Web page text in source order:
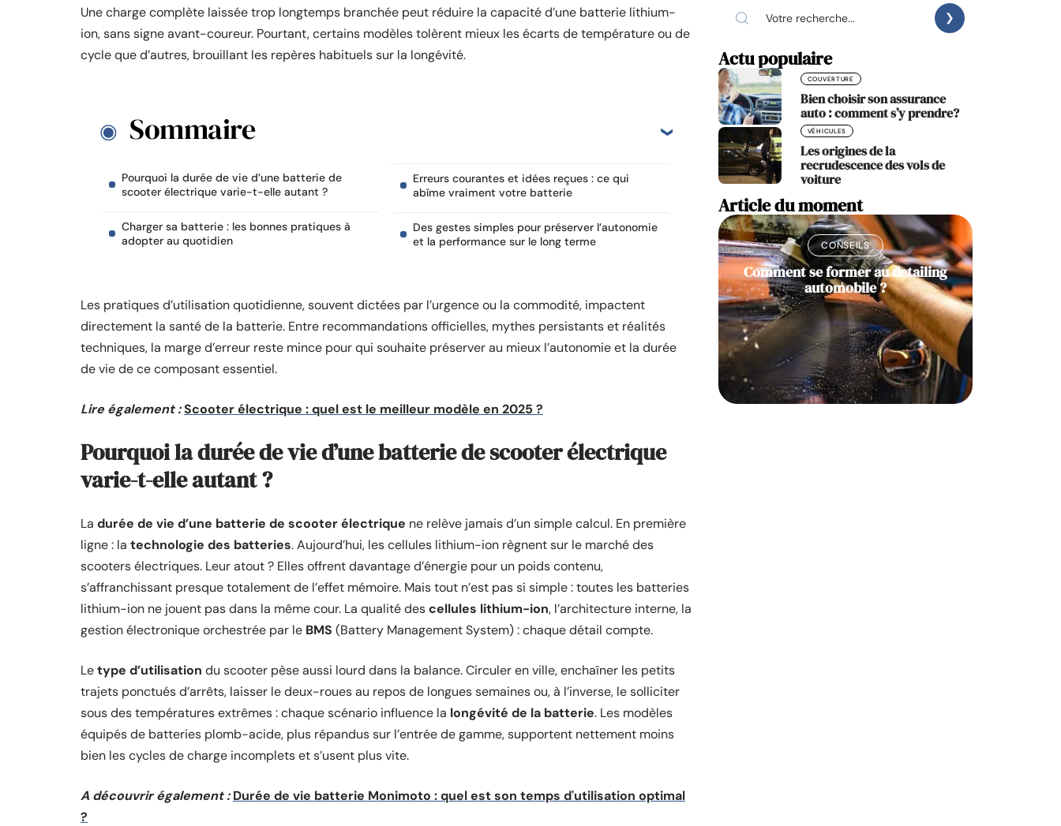
Une charge complète laissée trop longtemps branchée peut réduire la capacité d’une batterie lithium-
ion, sans signe avant-coureur. Pourtant, certains modèles tolèrent mieux les écarts de température ou de
cycle que d’autres, brouillant les repères habituels sur la longévité.
Sommaire
Pourquoi la durée de vie d’une batterie de
scooter électrique varie-t-elle autant ?
Charger sa batterie : les bonnes pratiques à
adopter au quotidien
Erreurs courantes et idées reçues : ce qui
abîme vraiment votre batterie
Des gestes simples pour préserver l’autonomie
et la performance sur le long terme
Les pratiques d’utilisation quotidienne, souvent dictées par l’urgence ou la commodité, impactent
directement la santé de la batterie. Entre recommandations officielles, mythes persistants et réalités
techniques, la marge d’erreur reste mince pour qui souhaite préserver au mieux l’autonomie et la durée
de vie de ce composant essentiel.
Lire également :Scooter électrique : quel est le meilleur modèle en 2025 ?
Pourquoi la durée de vie d’une batterie de scooter électrique
varie-t-elle autant ?
La durée de vie d’une batterie de scooter électrique ne relève jamais d’un simple calcul. En première
ligne : la technologie des batteries. Aujourd’hui, les cellules lithium-ion règnent sur le marché des
scooters électriques. Leur atout ? Elles offrent davantage d’énergie pour un poids contenu,
s’affranchissant presque totalement de l’effet mémoire. Mais tout n’est pas si simple : toutes les batteries
lithium-ion ne jouent pas dans la même cour. La qualité descellules lithium-ion, l’architecture interne, la
gestion électronique orchestrée par le BMS (Battery Management System) : chaque détail compte.
Letype d’utilisation du scooter pèse aussi lourd dans la balance. Circuler en ville, enchaîner les petits
trajets ponctués d’arrêts, laisser le deux-roues au repos de longues semaines ou, à l’inverse, le solliciter
sous des températures extrêmes : chaque scénario influence la longévité de la batterie. Les modèles
équipés de batteries plomb-acide, plus répandus sur l’entrée de gamme, supportent nettement moins
bien les cycles de charge incomplets et s’usent plus vite.
A découvrir également : Durée de vie batterie Monimoto : quel est son temps d'utilisation optimal
?
Actu populaire
COUVERTURE
Bien choisir son assurance
auto : comment s’y prendre?
VÉHICULES
Les origines de la
recrudescence des vols de
voiture
Article du moment
CONSEILS
Comment se former au detailing
automobile ?